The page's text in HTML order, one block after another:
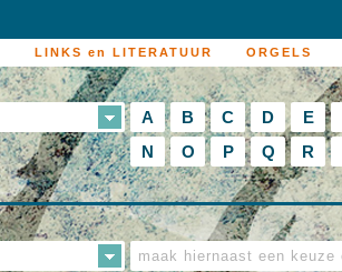
LINKS en LITERATUUR ORGELS
A B C D E
N
O P Q R